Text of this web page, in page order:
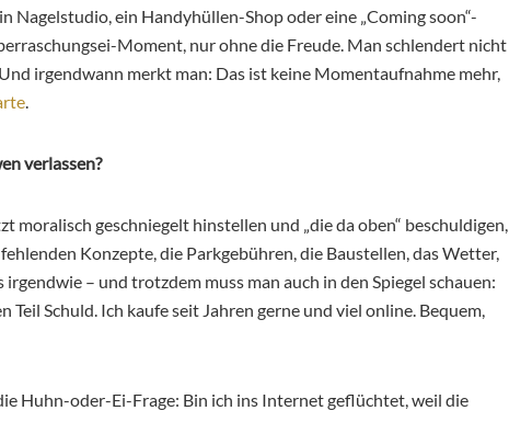
Nagelstudio, ein Handyhüllen-Shop oder eine „Coming soon“-
Moment, nur ohne die Freude. Man schlendert nicht
irgendwann merkt man: Das ist keine Momentaufnahme mehr,
.
verlassen?
moralisch geschniegelt hinstellen und „die da oben“ beschuldigen,
Konzepte, die Parkgebühren, die Baustellen, das Wetter,
– und trotzdem muss man auch in den Spiegel schauen:
Teil Schuld. Ich kaufe seit Jahren gerne und viel online. Bequem,
Huhn-oder-Ei-Frage: Bin ich ins Internet geflüchtet, weil die